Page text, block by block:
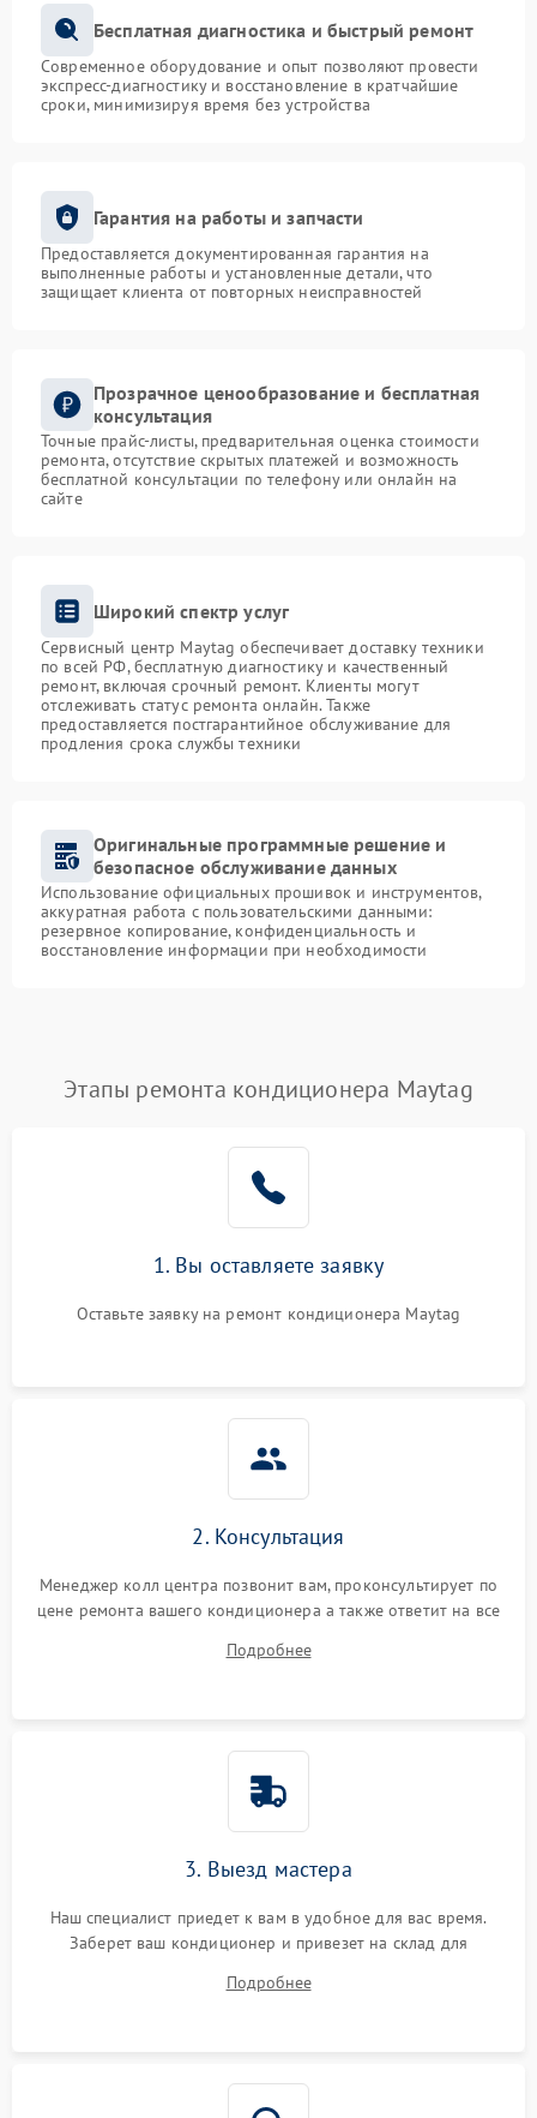
Бесплатная диагностика и быстрый ремонт
Современное оборудование и опыт позволяют провести
экспресс-диагностику и восстановление в кратчайшие
сроки, минимизируя время без устройства
Гарантия на работы и запчасти
Предоставляется документированная гарантия на
выполненные работы и установленные детали, что
защищает клиента от повторных неисправностей
Прозрачное ценообразование и бесплатная
консультация
Точные прайс-листы, предварительная оценка стоимости
ремонта, отсутствие скрытых платежей и возможность
бесплатной консультации по телефону или онлайн на
сайте
Широкий спектр услуг
Сервисный центр Maytag обеспечивает доставку техники
по всей РФ, бесплатную диагностику и качественный
ремонт, включая срочный ремонт. Клиенты могут
отслеживать статус ремонта онлайн. Также
предоставляется постгарантийное обслуживание для
продления срока службы техники
Оригинальные программные решение и
безопасное обслуживание данных
Использование официальных прошивок и инструментов,
аккуратная работа с пользовательскими данными:
резервное копирование, конфиденциальность и
восстановление информации при необходимости
Этапы ремонта кондиционера Maytag
1. Вы оставляете заявку
Оставьте заявку на ремонт кондиционера Maytag
2. Консультация
Менеджер колл центра позвонит вам, проконсультирует по
цене ремонта вашего кондиционера а также ответит на все
Подробнее
3. Выезд мастера
Наш специалист приедет к вам в удобное для вас время.
Заберет ваш кондиционер и привезет на склад для
Подробнее